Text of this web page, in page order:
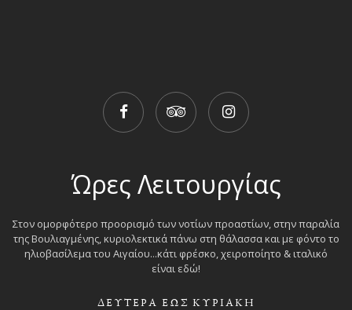
Ώρες Λειτουργίας
Στον ομορφότερο προορισμό των νοτίων προαστίων, στην παραλία
της Βουλιαγμένης, κυριολεκτικά πάνω στη θάλασσα και με φόντο το
ηλιοβασίλεμα του Αιγαίου...κάτι φρέσκο, χειροποίητο & ιταλικό
είναι εδώ!
ΔΕΥΤΕΡΑ ΕΩΣ ΚΥΡΙΑΚΗ